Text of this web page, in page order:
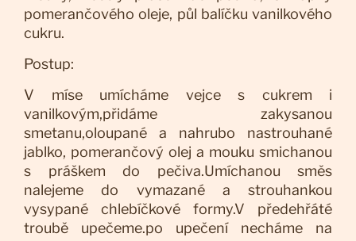
pomerančového oleje, půl balíčku vanilkového
cukru.
Postup:
V míse umícháme vejce s cukrem i
vanilkovým,přidáme zakysanou
smetanu,oloupané a nahrubo nastrouhané
jablko, pomerančový olej a mouku smichanou
s práškem do pečiva.Umíchanou směs
nalejeme do vymazané a strouhankou
vysypané chlebíčkové formy.V předehřáté
troubě upečeme.po upečení necháme na